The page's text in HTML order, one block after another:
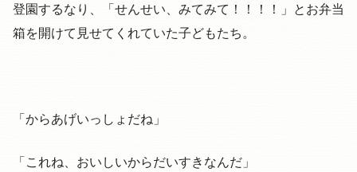
登園するなり、「せんせい、みてみて！！！！」とお弁当
箱を開けて見せてくれていた子どもたち。
「からあげいっしょだね」
「これね、おいしいからだいすきなんだ」